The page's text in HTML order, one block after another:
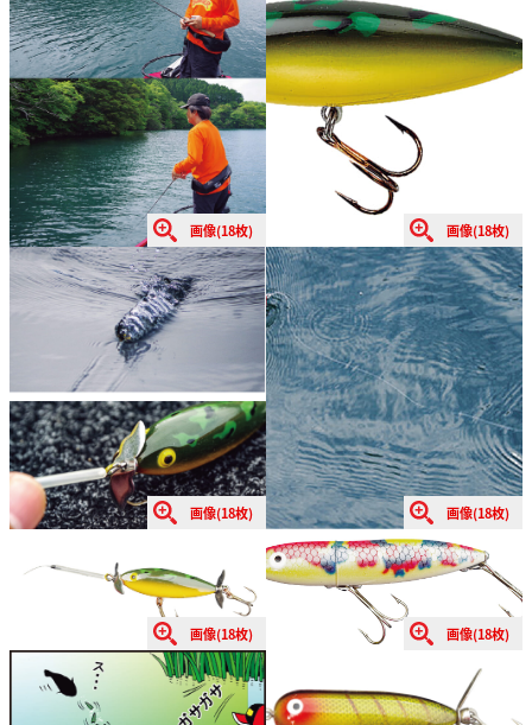
画像(18枚) 画像(18枚)
画像(18枚) 画像(18枚)
画像(18枚) 画像(18枚)